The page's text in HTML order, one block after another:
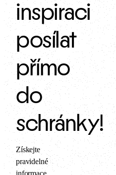
inspiraci
posílat
přímo
do
schránky!
Získejte
pravidelné